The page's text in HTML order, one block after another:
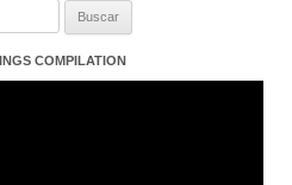
COMPILATION